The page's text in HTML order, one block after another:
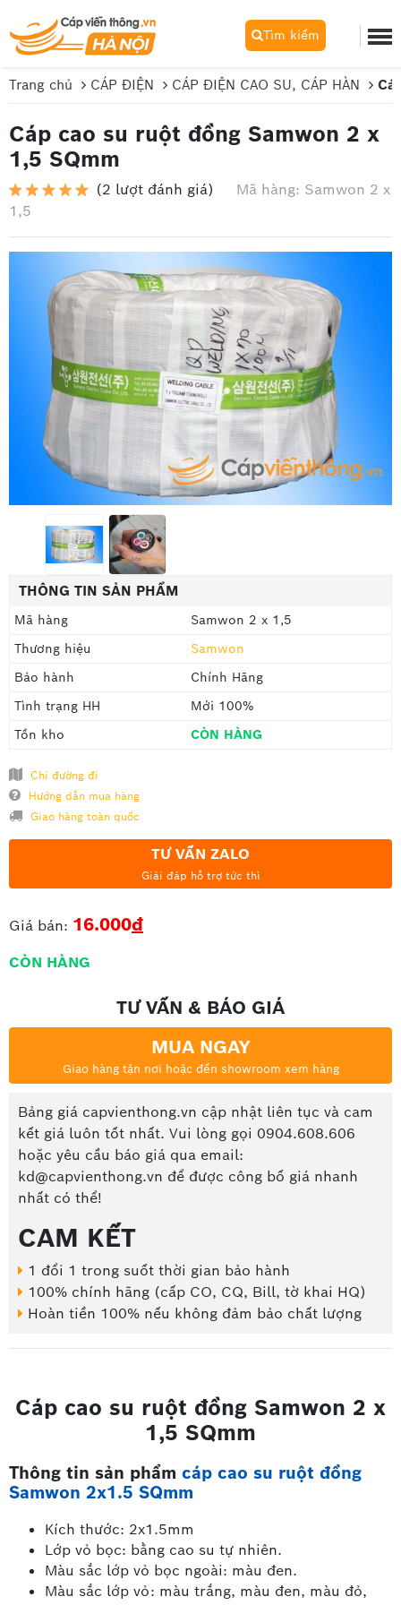
Tìm kiếm
Trang chủ CÁP ĐIỆN CÁP ĐIỆN CAO SU, CÁP HÀN
Cáp cao su ruột đồng Samwon 2 x
1,5 SQmm
(2 lượt đánh giá) Mã hàng: Samwon 2 x
1,5
THÔNG TIN SẢN PHẨM
Mã hàng
Samwon 2 x 1,5
Thương hiệu
Samwon
Bảo hành
Chính Hãng
Tình trạng HH
Mới 100%
Tồn kho
CÒN HÀNG
Chỉ đường đi
Hướng dẫn mua hàng
Giao hàng toàn quốc
TƯ VẤN ZALO
Giải đáp hỗ trợ tức thì
Giá bán: 16.000đ
CÒN HÀNG
TƯ VẤN & BÁO GIÁ
MUA NGAY
Giao hàng tận nơi hoặc đến showroom xem hàng
Bảng giá capvienthong.vn cập nhật liên tục và cam
kết giá luôn tốt nhất. Vui lòng gọi 0904.608.606
hoặc yêu cầu báo giá qua email:
kd@capvienthong.vn để được công bố giá nhanh
nhất có thể!
CAM KẾT
1 đổi 1 trong suốt thời gian bảo hành
100% chính hãng (cấp CO, CQ, Bill, tờ khai HQ)
Hoàn tiền 100% nếu không đảm bảo chất lượng
Cáp cao su ruột đồng Samwon 2 x
1,5 SQmm
Thông tin sản phẩm cáp cao su ruột đồng
Samwon 2x1.5 SQmm
Kích thước: 2x1.5mm
Lớp vỏ bọc: bằng cao su tự nhiên.
Màu sắc lớp vỏ bọc ngoài: màu đen.
Màu sắc lớp vỏ: màu trắng, màu đen, màu đỏ,